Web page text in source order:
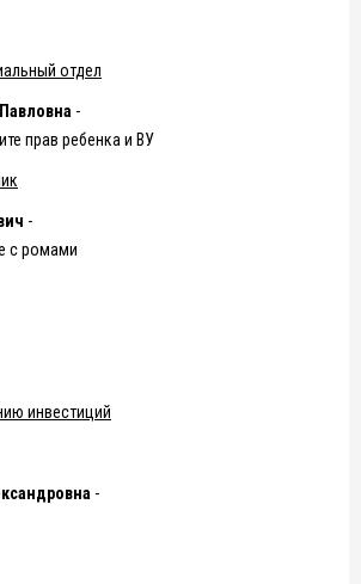
отдел
-
прав ребенка и ВУ
-
с ромами
инвестиций
-